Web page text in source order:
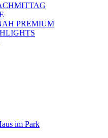
PREMIUM
im Park